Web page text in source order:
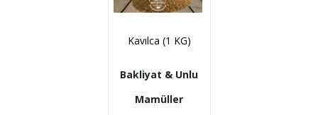
Kavılca (1 KG)
Bakliyat & Unlu
Mamüller